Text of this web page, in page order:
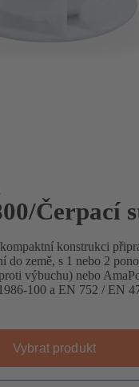
Čerpací
konstrukci
země, s 1 nebo 2
výbuchu) nebo
100 a EN 752 / EN
Vybrat produkt